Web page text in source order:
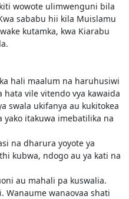
wowote ulimwenguni bila
sababu hii kila Muislamu
kutamka, kwa Kiarabu
hali maalum na haruhusiwi
vile vitendo vya kawaida
swala ukifanya au kukitokea
yako itakuwa imebatilika na
na dharura yoyote ya
kubwa, ndogo au ya kati na
au mahali pa kuswalia.
Wanaume wanaovaa shati